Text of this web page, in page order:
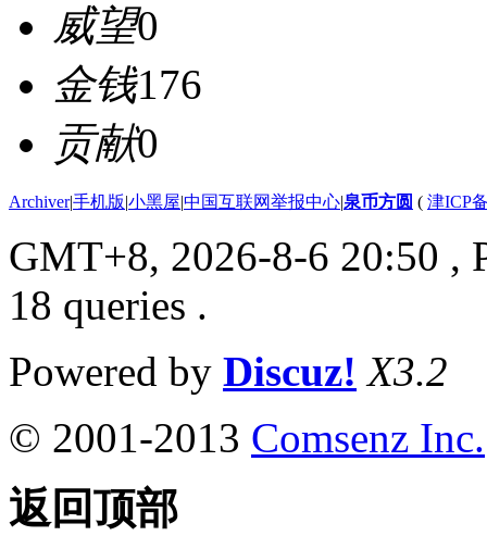
威望0
金钱176
贡献0
Archiver|手机版|小黑屋|中国互联网举报中心|泉币方圆 ( 津ICP
GMT+8, 2026-8-6 20:50 ,
18 queries .
Powered by Discuz! X3.2
© 2001-2013 Comsenz Inc.
返回顶部